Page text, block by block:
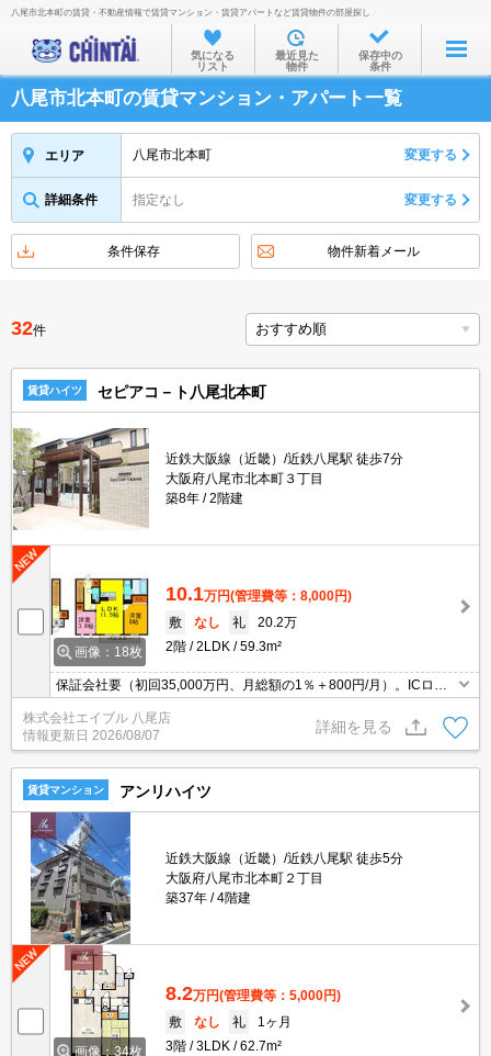
お部屋を探す
沿線・駅から
住所から
物件特集から
不動産会社から
TOP
八尾市北本町の賃貸・不動産情報で賃貸マンション・賃貸アパートなど賃貸物件の部屋探し
気になる
リスト
最近見た
物件
保存中の
条件
八尾市北本町の賃貸マンション・アパート一覧
エリア 八尾市北本町 変更する
詳細条件 指定なし 変更する
条件保存 物件新着メール
32件
賃貸ハイツ セピアコ－ト八尾北本町
近鉄大阪線（近畿）/近鉄八尾駅 徒歩7分
大阪府八尾市北本町３丁目
築8年
2階建
画像：18枚
10.1万円(管理費等：8,000円)
敷
なし 礼
20.2万
2階
2LDK 59.3m²
保証会社要（初回35,000万円、月総額の1％＋800円/月）。ICロッ
ク電池2,750円(契約時)。ファミリー様必見。買い物便利な立地です
よ～!!。駅近くでラクラク便利。ぜひお問合せください。
株式会社エイブル 八尾店
情報更新日 2026/08/07
詳細を見る
賃貸マンション アンリハイツ
近鉄大阪線（近畿）/近鉄八尾駅 徒歩5分
大阪府八尾市北本町２丁目
築37年
4階建
画像：34枚
8.2万円(管理費等：5,000円)
敷
なし 礼
1ヶ月
3階
3LDK 62.7m²